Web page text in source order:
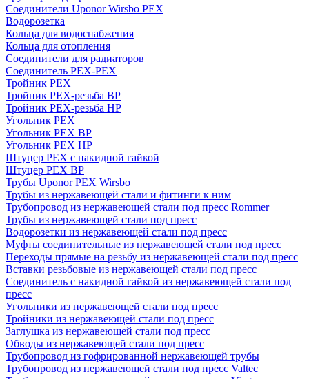
Соединители Uponor Wirsbo PEX
Водорозетка
Кольца для водоснабжения
Кольца для отопления
Соединители для радиаторов
Соединитель PEX-PEX
Тройник PEX
Тройник PEX-резьба ВР
Тройник PEX-резьба НР
Угольник PEX
Угольник PEX ВР
Угольник PEX НР
Штуцер PEX c накидной гайкой
Штуцер PEX ВР
Трубы Uponor PEX Wirsbo
Трубы из нержавеющей стали и фитинги к ним
Трубопровод из нержавеющей стали под пресс Rommer
Трубы из нержавеющей стали под пресс
Водорозетки из нержавеющей стали под пресс
Муфты соединительные из нержавеющей стали под пресс
Переходы прямые на резьбу из нержавеющей стали под пресс
Вставки резьбовые из нержавеющей стали под пресс
Соединитель с накидной гайкой из нержавеющей стали под
пресс
Угольники из нержавеющей стали под пресс
Тройники из нержавеющей стали под пресс
Заглушка из нержавеющей стали под пресс
Обводы из нержавеющей стали под пресс
Трубопровод из гофрированной нержавеющей трубы
Трубопровод из нержавеющей стали под пресс Valtec